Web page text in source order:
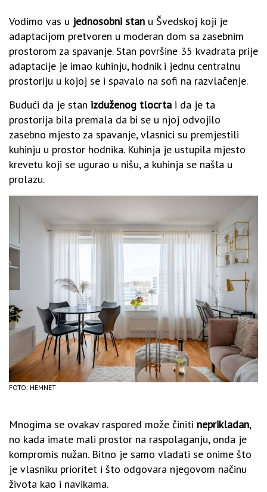
Vodimo vas u jednosobni stan u Švedskoj koji je
adaptacijom pretvoren u moderan dom sa zasebnim
prostorom za spavanje. Stan površine 35 kvadrata prije
adaptacije je imao kuhinju, hodnik i jednu centralnu
prostoriju u kojoj se i spavalo na sofi na razvlačenje.
Budući da je stan izduženog tlocrta i da je ta
prostorija bila premala da bi se u njoj odvojilo
zasebno mjesto za spavanje, vlasnici su premjestili
kuhinju u prostor hodnika. Kuhinja je ustupila mjesto
krevetu koji se ugurao u nišu, a kuhinja se našla u
prolazu.
FOTO: HEMNET
Mnogima se ovakav raspored može činiti neprikladan,
no kada imate mali prostor na raspolaganju, onda je
kompromis nužan. Bitno je samo vladati se onime što
je vlasniku prioritet i što odgovara njegovom načinu
života kao i navikama.